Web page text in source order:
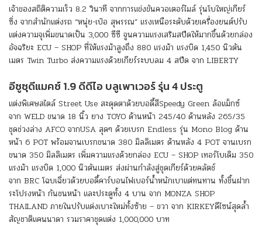
เจ้าของสถิติความเร็ว 8.2 วินาที จากการแข่งขันควอเตอร์ไมล์ รุ่นโบใหญ่เกียร์
ซิ่ง จากสำนักแต่งรถ “หนุ่ย-เป๋อ สุพรรณ” แรงเหนือระดับด้วยเครื่องยนต์ปรับ
แต่งความจุเพิ่มขนาดเป็น 3,000 ซีซี จูนความแรงเสริมสปีดให้มากขึ้นด้วยกล่อง
อัจฉริยะ ECU – SHOP ที่ให้แรงม้าสูงถึง 880 แรงม้า แรงบิด 1,450 นิวตัน
เมตร Twin Turbo ส่งความแรงด้วยเกียร์ระบบลม 4 สปีด จาก LIBERTY
อีซูซุดีแมคซ์ 1.9 ดีดีไอ บลูเพาเวอร์ รุ่น 4 ประตู
แต่งพิเศษสไตล์ Street Use สะดุดตาด้วยบอดี้สีSpeedy Green ล้อแม็กซ์
จาก WELD ขนาด 18 นิ้ว ยาง TOYO ด้านหน้า 245/40 ด้านหลัง 265/35
ชุดช่วงล่าง AFCO จากUSA สุดๆ ด้วยเบรก Endless รุ่น Mono Blog ด้าน
หน้า 6 POT พร้อมจานเบรกขนาด 380 มิลลิเมตร ด้านหลัง 4 POT จานเบรก
ขนาด 350 มิลลิเมตร เพิ่มความแรงด้วยกล่อง ECU – SHOP เทอร์โบเดิม 350
แรงม้า แรงบิด 1,000 นิวตันเมตร ส่งผ่านกำลังสู่ชุดเกียร์ด้วยคลัตช์
จาก BRC โฉบเฉี่ยวด้วยบอดี้คาร์บอนไฟเบอร์น้ำหนักเบาแต่ทนทาน ทั้งชิ้นฝาก
ระโปรงหน้า กันชนหน้า และประตูทั้ง 4 บาน จาก MONZA SHOP
THAILAND ภายในปรับแต่งเบาะใหม่ทั้งซ้าย – ขวา จาก KIRKEYดีไซน์สุดล้ำ
สัญชาติแคนนาดา รวมราคาชุดแต่ง 1,000,000 บาท